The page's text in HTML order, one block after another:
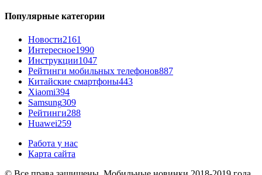
Популярные категории
Новости2161
Интересное1990
Инструкции1047
Рейтинги мобильных телефонов887
Китайские смартфоны443
Xiaomi394
Samsung309
Рейтинги288
Huawei259
Работа у нас
Карта сайта